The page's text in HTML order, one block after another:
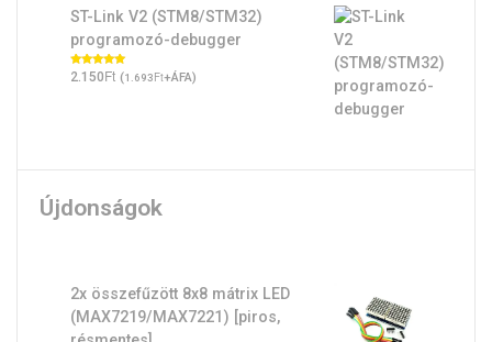
10.900Ft.9.900Ft.
ST-Link V2 (STM8/STM32)
programozó-debugger
Értékelés:
5.00 / 5
2.150Ft (1.693Ft+ÁFA)
Újdonságok
2x összefűzött 8x8 mátrix LED
(MAX7219/MAX7221) [piros,